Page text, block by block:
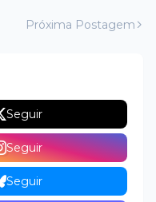
Próxima Postagem
Seguir
Seguir
Seguir